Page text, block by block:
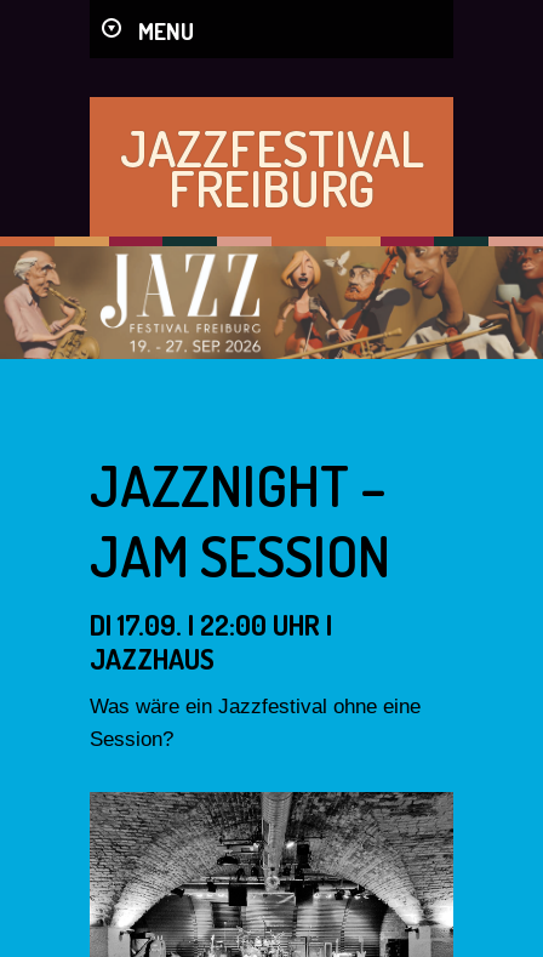
MENU
JAZZFESTIVAL
FREIBURG
JAZZNIGHT –
JAM SESSION
DI 17.09. | 22:00 UHR |
JAZZHAUS
Was wäre ein Jazzfestival ohne eine
Session?